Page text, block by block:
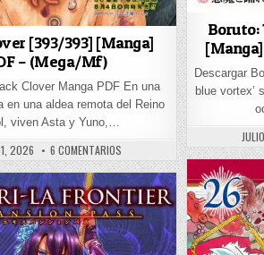
Boruto:
Descargar
blue vortex’
DERERU TONARI [86/??] [MANGA] PDF – (MEGA/MF/DRIVE)
[393/393] [Manga]
– (Mega/Mf)
Clover Manga PDF En una
en una aldea remota del Reino
viven Asta y Yuno,…
DATE:
2026 6 COMENTARIOS EN BLACK CLOVER [393/393]